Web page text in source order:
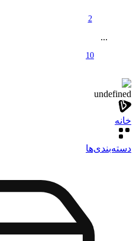
2
...
10
undefined
خانه
دسته‌بندی‌‌ها